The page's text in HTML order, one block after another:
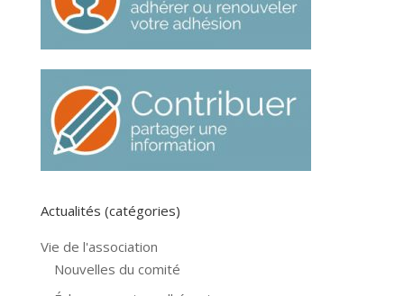
Actualités (catégories)
Vie de l'association
Nouvelles du comité